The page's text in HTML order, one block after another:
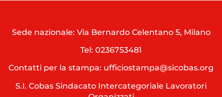
Sede nazionale: Via Bernardo Celentano 5, Milano
Tel: 0236753481
Contatti per la stampa: ufficiostampa@sicobas.org
S.I. Cobas Sindacato Intercategoriale Lavoratori